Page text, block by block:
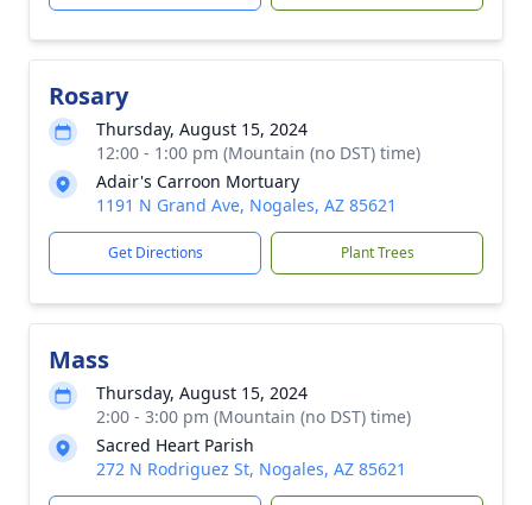
Rosary
Thursday, August 15, 2024
12:00 - 1:00 pm (Mountain (no DST) time)
Adair's Carroon Mortuary
1191 N Grand Ave, Nogales, AZ 85621
Get Directions Plant Trees
Mass
Thursday, August 15, 2024
2:00 - 3:00 pm (Mountain (no DST) time)
Sacred Heart Parish
272 N Rodriguez St, Nogales, AZ 85621